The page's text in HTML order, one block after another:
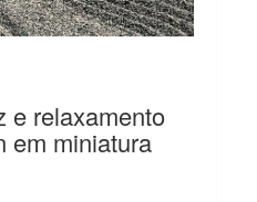
e relaxamento
em miniatura